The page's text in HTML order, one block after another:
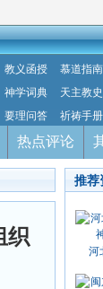
教义函授 慕道指南
神学词典 天主教史
要理问答 祈祷手册
热点评论
织
推荐
河